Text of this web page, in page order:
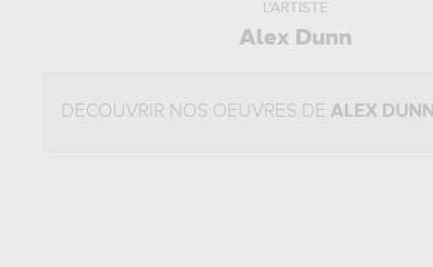
L'ARTISTE
Alex Dunn
DÉCOUVRIR NOS OEUVRES DEALEX DUNN